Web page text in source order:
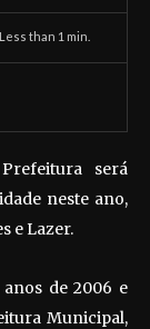
Less than 1 min.
será
neste ano,
e Lazer.
de 2006 e
Municipal,